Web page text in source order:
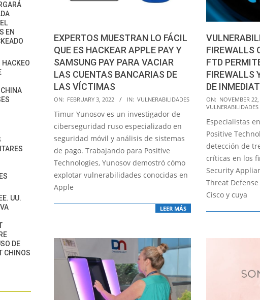
EXPERTOS MUESTRAN LO FÁCIL
QUE ES HACKEAR APPLE PAY Y
SAMSUNG PAY PARA VACIAR
LAS CUENTAS BANCARIAS DE
LAS VÍCTIMAS
2022-
02-
03
ON: FEBRUARY 3, 2022 IN: VULNERABILIDADES
Timur Yunosov es un investigador de
ciberseguridad ruso especializado en
seguridad móvil y análisis de sistemas
de pago. Trabajando para Positive
Technologies, Yunosov demostró cómo
explotar vulnerabilidades conocidas en
Apple
LEER MÁS
FIREWALLS
FTD
FIREWALLS
DE
2021-
11-
22
ON: NOVEMBER 22,
VULNERABILIDADES
Especialistas
Positive
detección de
críticas en los
Security
Threat
Cisco y cuya
EN
HACKEO
UU.
DE
CHINOS